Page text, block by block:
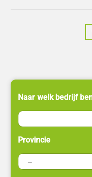
Naar welk bedrijf
Provincie